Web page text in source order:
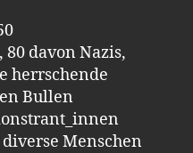
davon Nazis,
herrschende
Bullen
Menschen